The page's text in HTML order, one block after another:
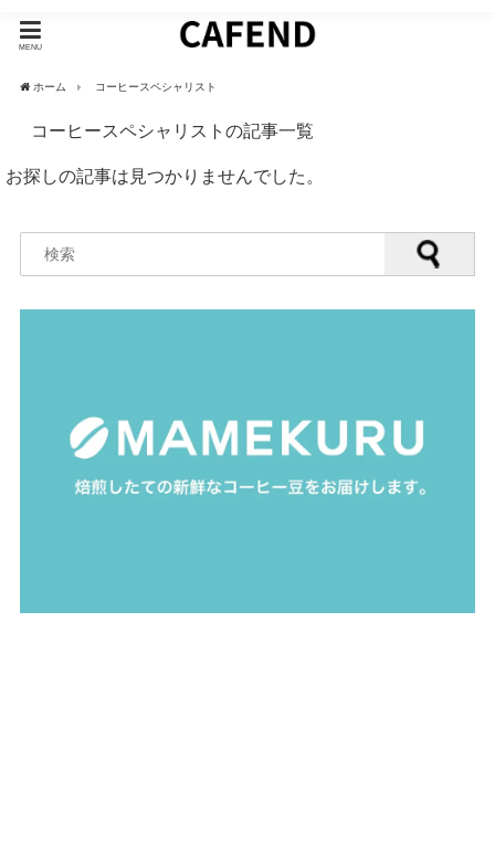
MENU
ホーム コーヒースペシャリスト
コーヒースペシャリストの記事一覧
お探しの記事は見つかりませんでした。